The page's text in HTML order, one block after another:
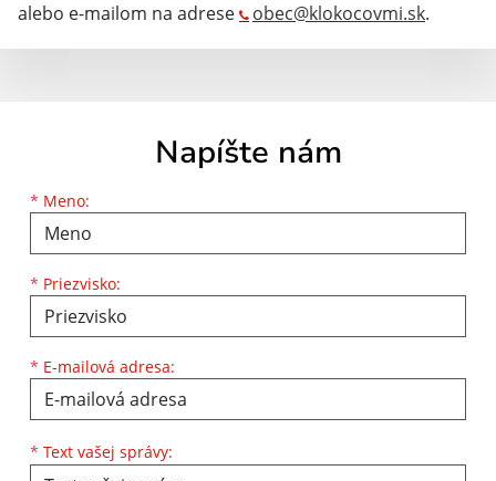
alebo e-mailom na adrese
obec@klokocovmi.sk.
Napíšte nám
* Meno:
Meno
* Priezvisko:
Priezvisko
* E-mailová adresa:
E-mailová adresa
* Text vašej správy: